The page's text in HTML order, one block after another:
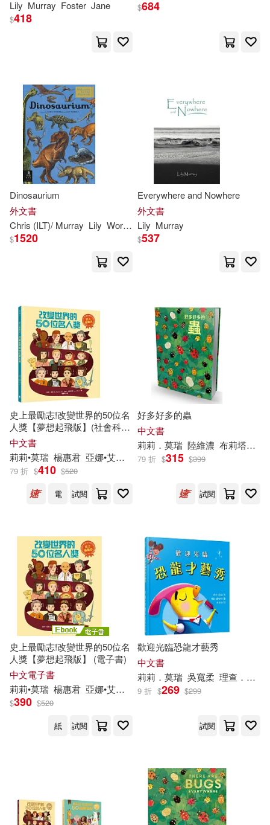
Lily Murray Foster Jane
$418
$684
Dinosaurium
外文書
Chris (ILT)/ Murray Lily Wormell
$1520
Everywhere and Nowhere
外文書
Lily Murray
$537
史上最勵志!改變世界的50位名
人獎【夢想起飛版】(社會科必
讀書單，好書大家讀&中小學
生讀物選介)
中文書
莉莉•莫瑞 楊惠君 亞娜•艾爾貝洛
79 折 $410 $520
電
試閱
好多好多的蟲
中文書
莉莉．莫瑞 陸維濃 布莉塔．特肯洛普Britta Teckentrup
79 折 $315 $399
試閱
史上最勵志!改變世界的50位名
人獎【夢想起飛版】 (電子書)
中文電子書
莉莉•莫瑞 楊惠君 亞娜•艾爾貝洛
$390 $520
紙
試閱
歡迎光臨恐龍才藝秀
中文書
莉莉．莫瑞 吳寬柔 理查．邁瑞特（Richard Merritt）
9 折 $269 $299
試閱